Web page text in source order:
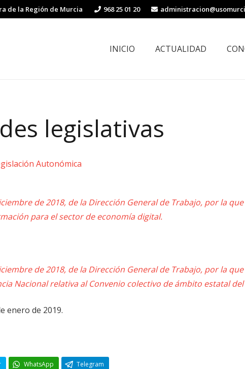
de la Región de Murcia 968 25 01 20
INICIO ACTUALIDAD
legislativas
Autonómica
de 2018, de la Dirección General de Trabajo, por la
para el sector de economía digital.
de 2018, de la Dirección General de Trabajo, por la
Nacional relativa al Convenio colectivo de ámbito estatal
enero de 2019.
WhatsApp Telegram